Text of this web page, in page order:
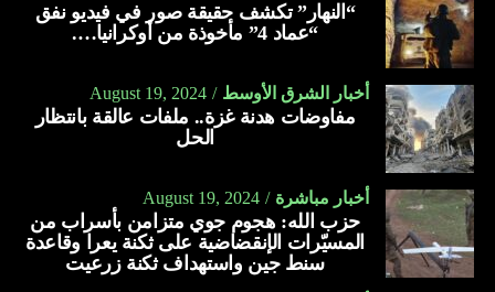
“النهار” تكشف حقيقة صور في فيديو نفق
“عماد 4” مأخوذة من أوكرانيا….
أخبار الشرق الأوسط August 19, 2024
مفاوضات هدنة غزة.. ملفات عالقة بانتظار
الحل
أخبار مباشرة August 19, 2024
حزب الله: هجوم جوي متزامن بأسراب من
المسيّرات الإنقضاضية على ثكنة يعرا وقاعدة
سنط جين واستهداف ثكنة زرعيت